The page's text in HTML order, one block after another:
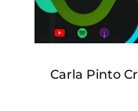
Carla Pinto